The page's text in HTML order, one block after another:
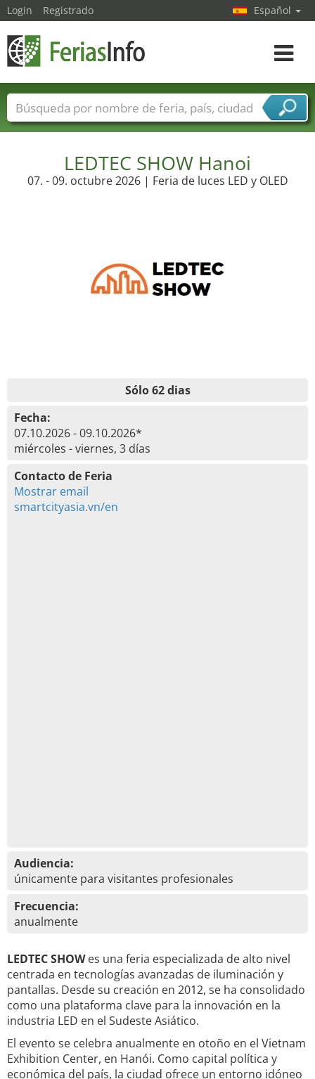
LEDTEC SHOW Hanoi
07. - 09. octubre 2026 | Feria de luces LED y OLED
Sólo 62 dias
Fecha:
07.10.2026 - 09.10.2026*
miércoles - viernes, 3 días
Contacto de Feria
Mostrar email
smartcityasia.vn/en
Audiencia:
únicamente para visitantes profesionales
Frecuencia:
anualmente
LEDTEC SHOWes una feria especializada de alto nivel
centrada en tecnologías avanzadas de iluminación y
pantallas. Desde su creación en 2012, se ha consolidado
como una plataforma clave para la innovación en la
industria LED en el Sudeste Asiático.
El evento se celebra anualmente en otoño en el Vietnam
Exhibition Center, en Hanói. Como capital política y
económica del país, la ciudad ofrece un entorno idóneo
Login Registrado Español
toggle
Nombres de ferias Países
Ciudades
Sectores de proveedor de servicios